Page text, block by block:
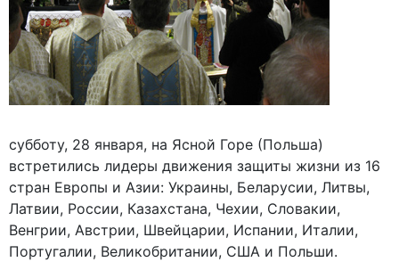
субботу, 28 января, на Ясной Горе (Польша)
встретились лидеры движения защиты жизни из 16
стран Европы и Азии: Украины, Беларусии, Литвы,
Латвии, России, Казахстана, Чехии, Словакии,
Венгрии, Австрии, Швейцарии, Испании, Италии,
Португалии, Великобритании, США и Польши.